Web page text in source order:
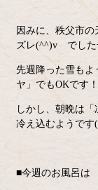
因みに、秩父市
ズレ(^^)v でし
先週降った雪もよ
ヤ」でもOKです！
しかし、朝晩は
冷え込むようです
■今週のお風呂は